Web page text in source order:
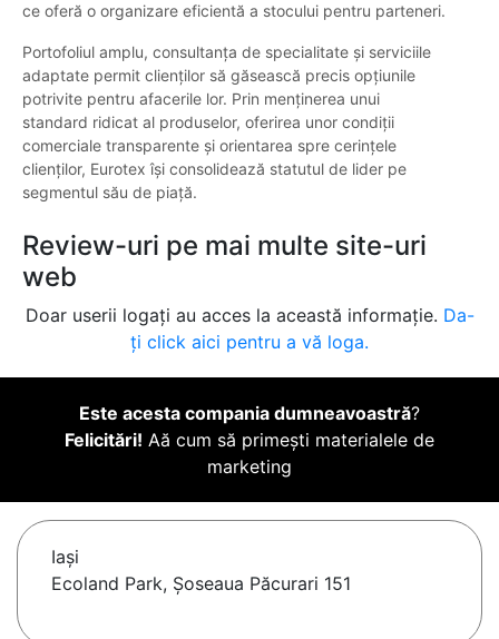
ce oferă o organizare eficientă a stocului pentru parteneri.
Portofoliul amplu, consultanța de specialitate și serviciile
adaptate permit clienților să găsească precis opțiunile
potrivite pentru afacerile lor. Prin menținerea unui
standard ridicat al produselor, oferirea unor condiții
comerciale transparente și orientarea spre cerințele
clienților, Eurotex își consolidează statutul de lider pe
segmentul său de piață.
Review-uri pe mai multe site-uri
web
Doar userii logați au acces la această informație. Da-
ți click aici pentru a vă loga.
Este acesta compania dumneavoastră?
Felicitări! Aă cum să primești materialele de
marketing
Iaşi
Ecoland Park, Șoseaua Păcurari 151